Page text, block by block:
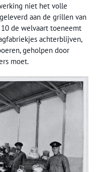
niet het volle
aan de grillen van
de welvaart toeneemt
achterblijven,
geholpen door
moet.